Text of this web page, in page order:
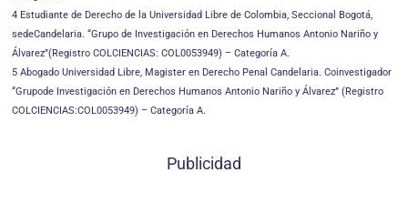
4 Estudiante de Derecho de la Universidad Libre de Colombia, Seccional Bogotá,
sedeCandelaria. “Grupo de Investigación en Derechos Humanos Antonio Nariño y
Álvarez”(Registro COLCIENCIAS: COL0053949) – Categoría A.
5 Abogado Universidad Libre, Magister en Derecho Penal Candelaria. Coinvestigador
“Grupode Investigación en Derechos Humanos Antonio Nariño y Álvarez” (Registro
COLCIENCIAS:COL0053949) – Categoría A.
Publicidad